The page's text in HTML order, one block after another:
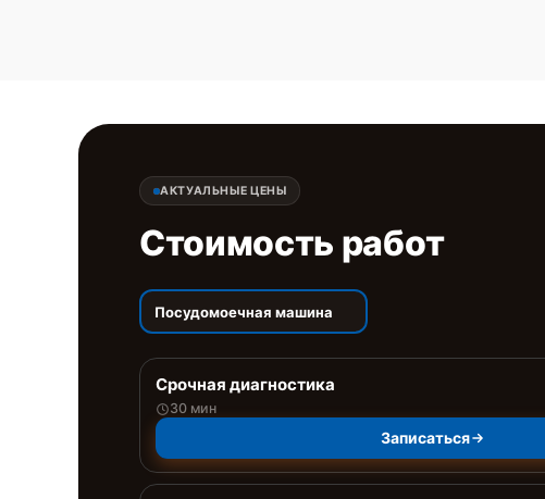
АКТУАЛЬНЫЕ ЦЕНЫ
Стоимость работ
Посудомоечная машина
Срочная диагностика
30 мин
Записаться